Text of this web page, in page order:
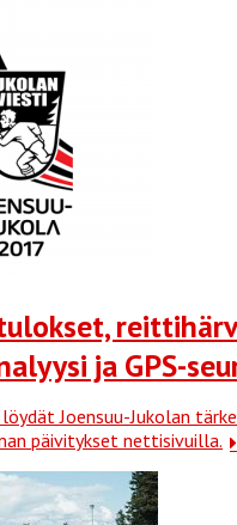
ja GPS-
Joensuu-Jukolan
päivitykset nettisivuilla.